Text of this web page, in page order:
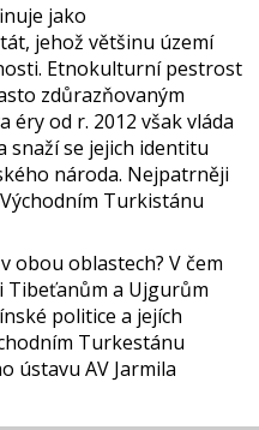
jako
jehož většinu území
Etnokulturní pestrost
zdůrazňovaným
éry od r. 2012 však vláda
snaží se jejich identitu
národa. Nejpatrněji
Turkistánu
obou oblastech? V čem
Tibeťanům a Ujgurům
politice a jejích
Turkestánu
ústavu AV Jarmila